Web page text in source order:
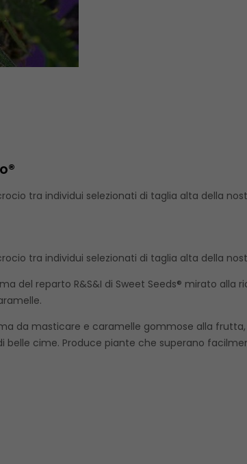
tra individui selezionati di taglia alta della
tra individui selezionati di taglia alta della
del reparto R&S&I di Sweet Seeds® mirato
da masticare e caramelle gommose alla
cime. Produce piante che superano